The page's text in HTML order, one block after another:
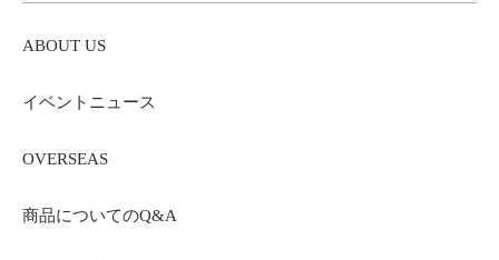
ABOUT US
イベントニュース
OVERSEAS
商品についてのQ&A